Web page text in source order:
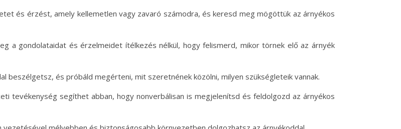
és érzést, amely kellemetlen vagy zavaró számodra, és keresd meg mögöttük az árnyékos
a gondolataidat és érzelmeidet ítélkezés nélkül, hogy felismerd, mikor törnek elő az árnyék
beszélgetsz, és próbáld megérteni, mit szeretnének közölni, milyen szükségleteik vannak.
tevékenység segíthet abban, hogy nonverbálisan is megjelenítsd és feldolgozd az árnyékos